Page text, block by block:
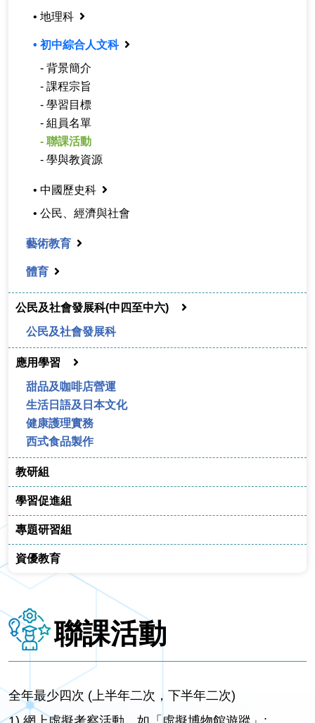
• 地理科
• 初中綜合人文科
- 背景簡介
- 課程宗旨
- 學習目標
- 組員名單
- 聯課活動
- 學與教資源
• 中國歷史科
• 公民、經濟與社會
藝術教育
體育
公民及社會發展科(中四至中六)
公民及社會發展科
應用學習
甜品及咖啡店營運
生活日語及日本文化
健康護理實務
西式食品製作
教研組
學習促進組
專題研習組
資優教育
聯課活動
全年最少四次 (上半年二次，下半年二次)